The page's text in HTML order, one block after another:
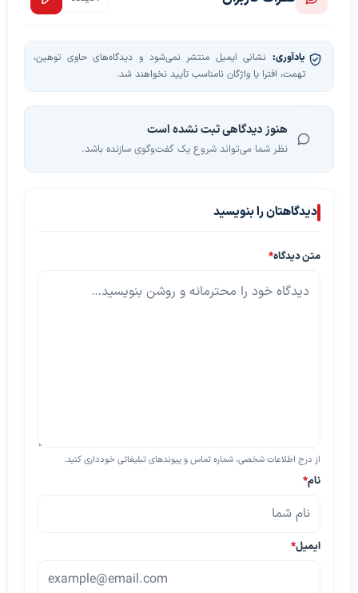
یادآوری: نشانی ایمیل منتشر نمی‌شود و دیدگاه‌های حاوی توهین،
تهمت، افترا یا واژگان نامناسب تأیید نخواهند شد.
هنوز دیدگاهی ثبت نشده است
نظر شما می‌تواند شروع یک گفت‌وگوی سازنده باشد.
دیدگاهتان را بنویسید
متن دیدگاه*
از درج اطلاعات شخصی، شماره تماس و پیوندهای تبلیغاتی خودداری کنید.
نام*
ایمیل*